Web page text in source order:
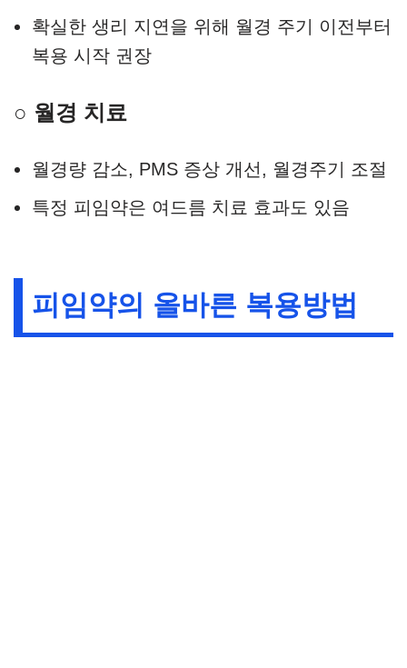
확실한 생리 지연을 위해 월경 주기 이전부터
복용 시작 권장
○ 월경 치료
월경량 감소, PMS 증상 개선, 월경주기 조절
특정 피임약은 여드름 치료 효과도 있음
피임약의 올바른 복용방법